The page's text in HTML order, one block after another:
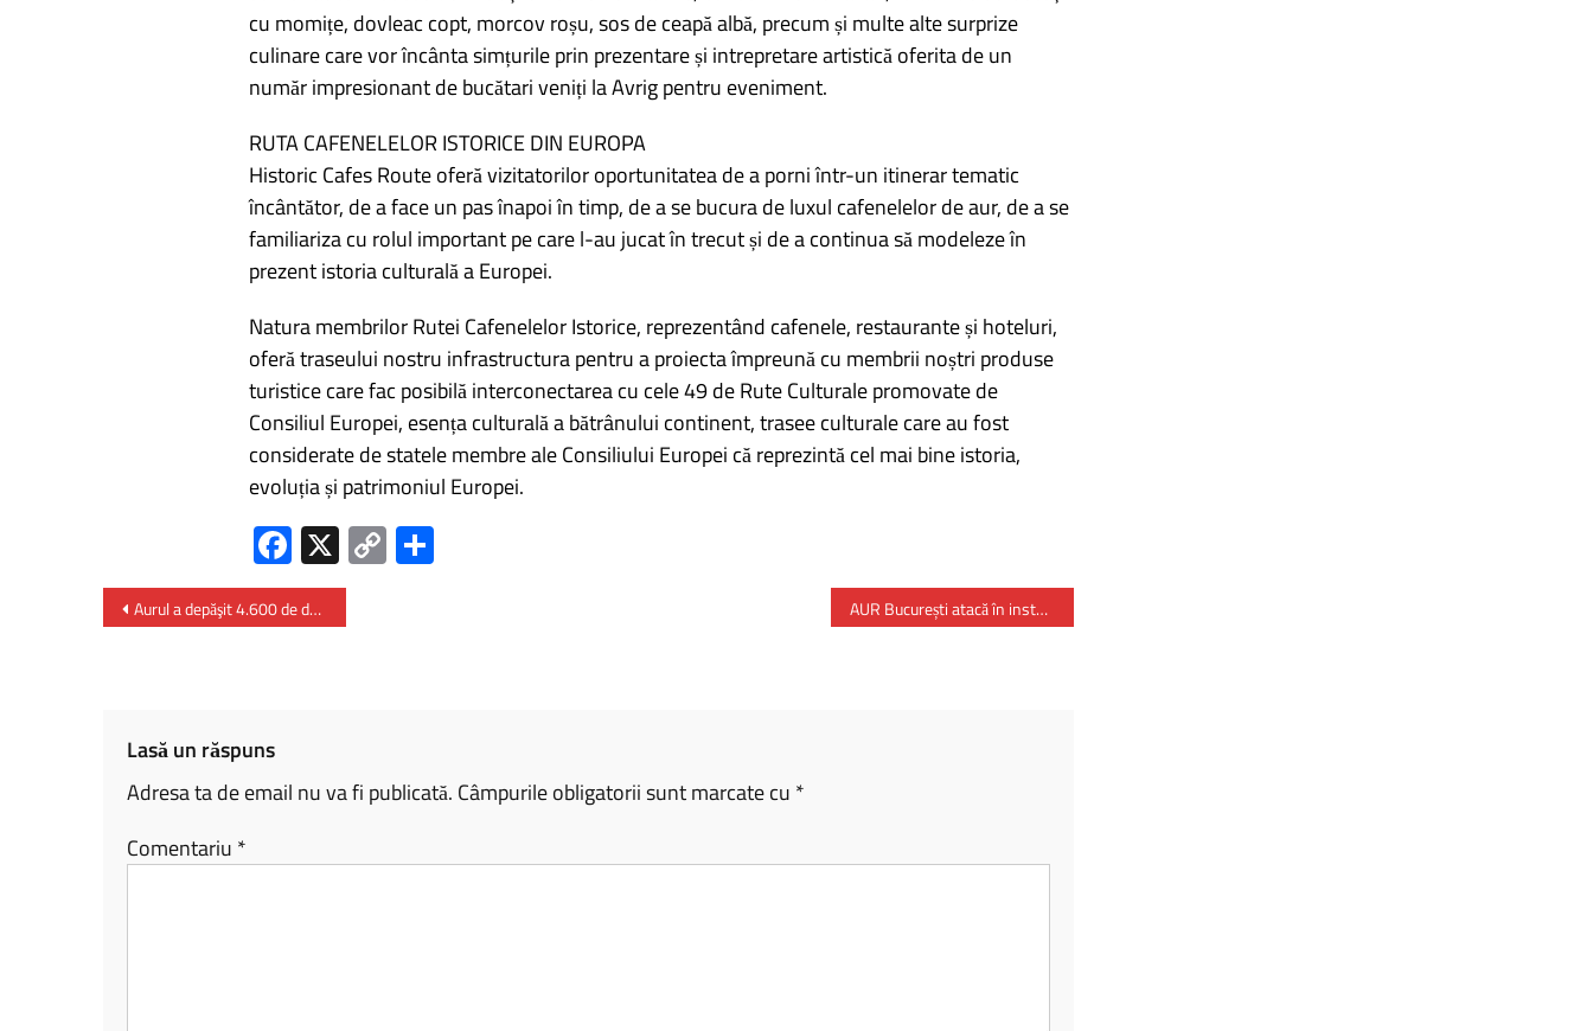
cu momițe, dovleac copt, morcov roșu, sos de ceapă albă, precum și multe alte surprize
culinare care vor încânta simțurile prin prezentare și intrepretare artistică oferita de un
număr impresionant de bucătari veniți la Avrig pentru eveniment.
RUTA CAFENELELOR ISTORICE DIN EUROPA
Historic Cafes Route oferă vizitatorilor oportunitatea de a porni într-un itinerar tematic
încântător, de a face un pas înapoi în timp, de a se bucura de luxul cafenelelor de aur, de a se
familiariza cu rolul important pe care l-au jucat în trecut și de a continua să modeleze în
prezent istoria culturală a Europei.
Natura membrilor Rutei Cafenelelor Istorice, reprezentând cafenele, restaurante și hoteluri,
oferă traseului nostru infrastructura pentru a proiecta împreună cu membrii noștri produse
turistice care fac posibilă interconectarea cu cele 49 de Rute Culturale promovate de
Consiliul Europei, esența culturală a bătrânului continent, trasee culturale care au fost
considerate de statele membre ale Consiliului Europei că reprezintă cel mai bine istoria,
evoluția și patrimoniul Europei.
Fa
ce
b
X C
o
P
Aurul a depăşit 4.600 de dolari – iar argintul a crescut cu peste 4% într-o singură zi AUR București atacă în instanță taxele locale mărite în mod abuziv
Lasă un răspuns
Adresa ta de email nu va fi publicată. Câmpurile obligatorii sunt marcate cu *
Comentariu *